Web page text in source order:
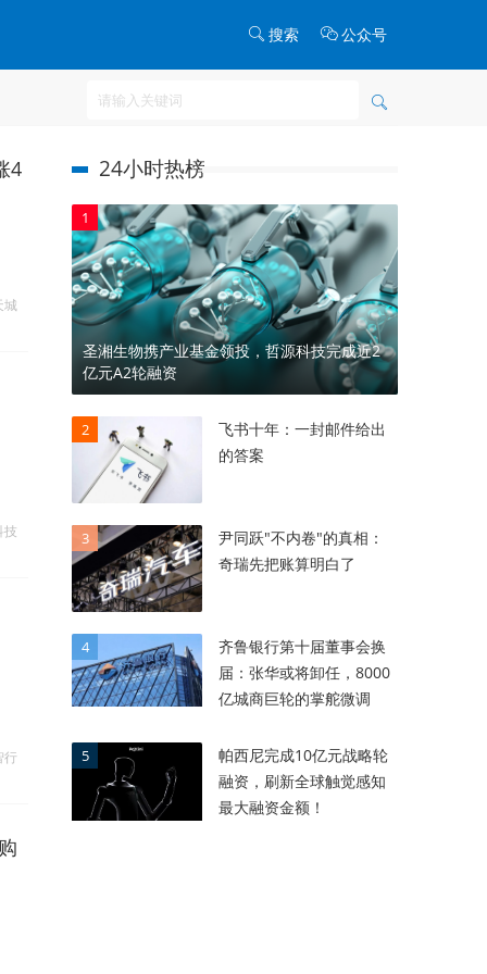
搜索 公众号
4
城
技
行
24小时热榜
1
圣湘生物携产业基金领投，哲源科技完成近2
亿元A2轮融资
2
飞书十年：一封邮件给出
的答案
3
尹同跃"不内卷"的真相：
奇瑞先把账算明白了
4
齐鲁银行第十届董事会换
届：张华或将卸任，8000
亿城商巨轮的掌舵微调
5
帕西尼完成10亿元战略轮
融资，刷新全球触觉感知
最大融资金额！